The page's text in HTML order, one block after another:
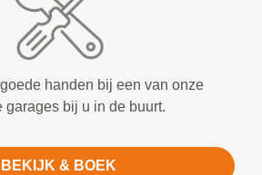
handen bij een van onze
garages bij u in de buurt.
BEKIJK & BOEK